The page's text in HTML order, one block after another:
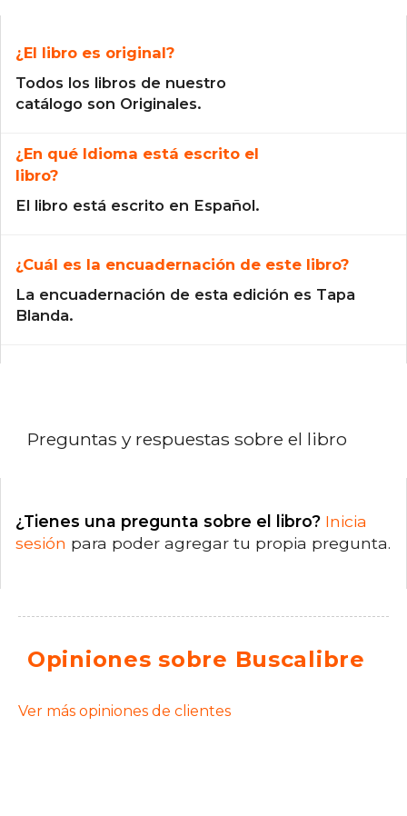
¿El libro es original?
Todos los libros de nuestro
catálogo son Originales.
¿En qué Idioma está escrito el
libro?
El libro está escrito en Español.
¿Cuál es la encuadernación de este libro?
La encuadernación de esta edición es Tapa
Blanda.
Preguntas y respuestas sobre el libro
¿Tienes una pregunta sobre el libro? Inicia
sesión para poder agregar tu propia pregunta.
Opiniones sobre Buscalibre
Ver más opiniones de clientes